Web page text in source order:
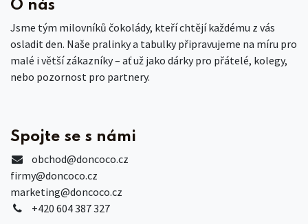
O nás
Jsme tým milovníků čokolády, kteří chtějí každému z vás
osladit den. Naše pralinky a tabulky připravujeme na míru pro
malé i větší zákazníky – ať už jako dárky pro přátelé, kolegy,
nebo pozornost pro partnery.
Spojte se s námi
obchod@doncoco.cz
firmy@doncoco.cz
marketing@doncoco.cz
+420 604 387 327